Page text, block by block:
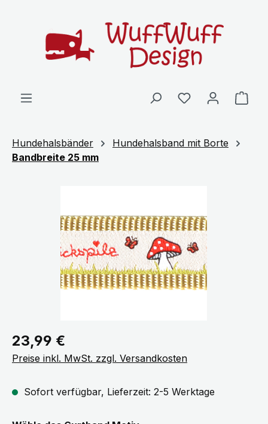
Hundehalsbänder
Hundehalsband mit Borte
Bandbreite 25 mm
Regulärer Preis:
23,99 €
Preise inkl. MwSt. zzgl. Versandkosten
Sofort verfügbar, Lieferzeit: 2-5 Werktage